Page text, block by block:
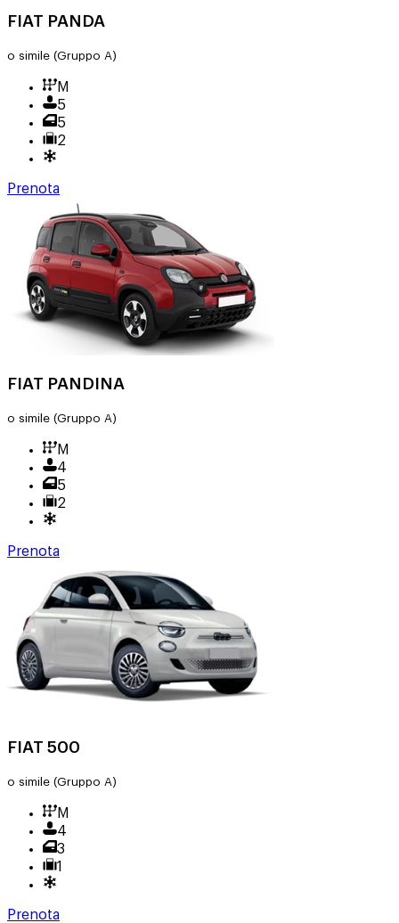
FIAT PANDA
o simile (Gruppo A)
M
5
5
2
Prenota
FIAT PANDINA
o simile (Gruppo A)
M
4
5
2
Prenota
FIAT 500
o simile (Gruppo A)
M
4
3
1
Prenota